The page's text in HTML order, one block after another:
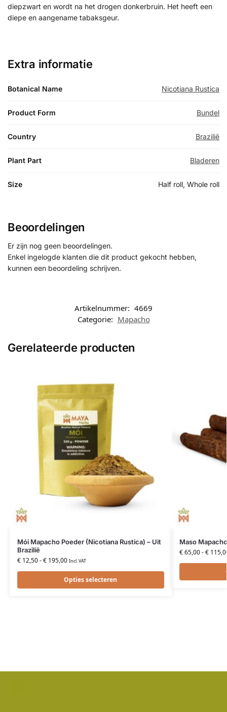
diepzwart en wordt na het drogen donkerbruin. Het heeft een
diepe en aangename tabaksgeur.
Extra informatie
Botanical Name Nicotiana Rustica
Product Form Bundel
Country Brazilië
Plant Part Bladeren
Size Half roll, Whole roll
Beoordelingen
Er zijn nog geen beoordelingen.
Enkel ingelogde klanten die dit product gekocht hebben,
kunnen een beoordeling schrijven.
Artikelnummer: 4669
Categorie: Mapacho
Gerelateerde producten
Mói Mapacho Poeder (Nicotiana Rustica) – Uit
Brazilië
€12,50-€195,00 Incl. VAT
Opties selecteren
Maso
€65,00-€